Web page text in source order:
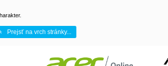
Prejsť na vrch stránky...